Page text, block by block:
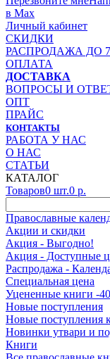
в Max
Личный кабинет
СКИДКИ
РАСПРОДАЖА ДО
ОПЛАТА
ДОСТАВКА
ВОПРОСЫ И
ОПТ
ПРАЙС
КОНТАКТЫ
РАБОТА У НАС
О НАС
СТАТЬИ
КАТАЛОГ
Товаров0 шт.0 р.
Православные
Акции и скидки
Акция - Выгодно!
Акция - Доступные
Распродажа -
Специальная цена
Уцененные книги -
Новые поступления
Новые поступления
Новинки утвари и
Книги